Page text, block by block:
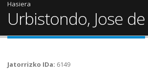
Hasiera
Urbistondo, Jose de
Jatorrizko IDa: 6149